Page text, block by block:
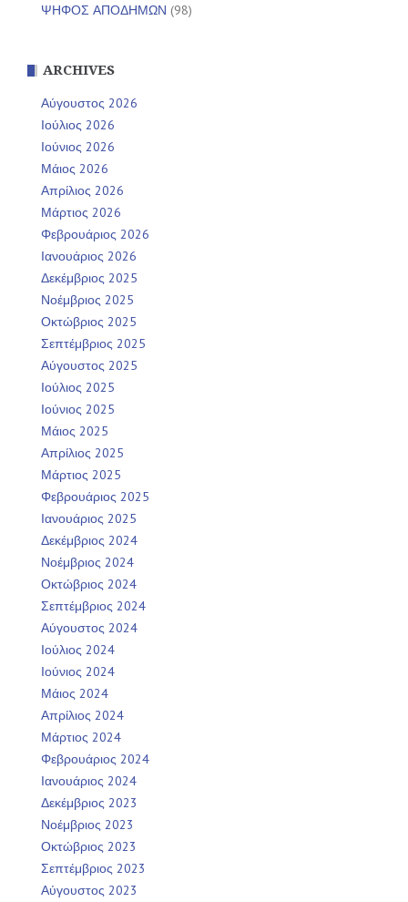
ΨΗΦΟΣ ΑΠΟΔΗΜΩΝ (98)
ARCHIVES
Αύγουστος 2026
Ιούλιος 2026
Ιούνιος 2026
Μάιος 2026
Απρίλιος 2026
Μάρτιος 2026
Φεβρουάριος 2026
Ιανουάριος 2026
Δεκέμβριος 2025
Νοέμβριος 2025
Οκτώβριος 2025
Σεπτέμβριος 2025
Αύγουστος 2025
Ιούλιος 2025
Ιούνιος 2025
Μάιος 2025
Απρίλιος 2025
Μάρτιος 2025
Φεβρουάριος 2025
Ιανουάριος 2025
Δεκέμβριος 2024
Νοέμβριος 2024
Οκτώβριος 2024
Σεπτέμβριος 2024
Αύγουστος 2024
Ιούλιος 2024
Ιούνιος 2024
Μάιος 2024
Απρίλιος 2024
Μάρτιος 2024
Φεβρουάριος 2024
Ιανουάριος 2024
Δεκέμβριος 2023
Νοέμβριος 2023
Οκτώβριος 2023
Σεπτέμβριος 2023
Αύγουστος 2023